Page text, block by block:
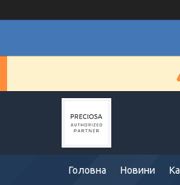
Головна Новини